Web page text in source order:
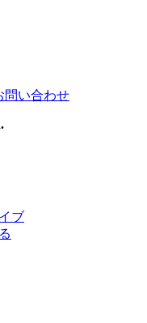
問い合わせ
ブ